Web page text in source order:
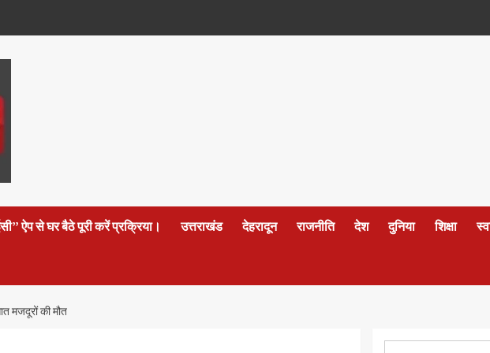
ऐप से घर बैठे पूरी करें प्रक्रिया। उत्तराखंड देहरादून राजनीति देश दुनिया शिक्षा
मजदूरों की मौत